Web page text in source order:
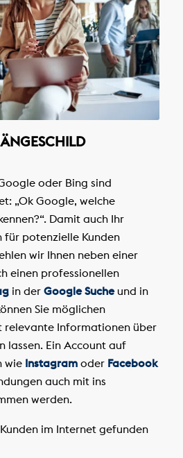
oder Bing sind
„Ok Google, welche
Damit auch Ihr
für potenzielle Kunden
wir Ihnen neben einer
einen professionellen
in der Google Sucheund in
Sie möglichen
relevante Informationen über
lassen. Ein Account auf
wie Instagramoder Facebook
auch mit ins
werden.
im Internet gefunden